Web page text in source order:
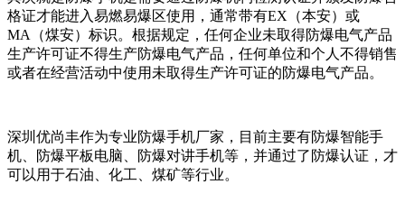
格证才能进入易燃易爆区使用，通常带有EX（本安）或
MA（煤安）标识。根据规定，任何企业未取得防爆电气产品
生产许可证不得生产防爆电气产品，任何单位和个人不得销售
或者在经营活动中使用未取得生产许可证的防爆电气产品。
深圳优尚丰作为专业防爆手机厂家，目前主要有防爆智能手
机、防爆平板电脑、防爆对讲手机等，并通过了防爆认证，才
可以用于石油、化工、煤矿等行业。